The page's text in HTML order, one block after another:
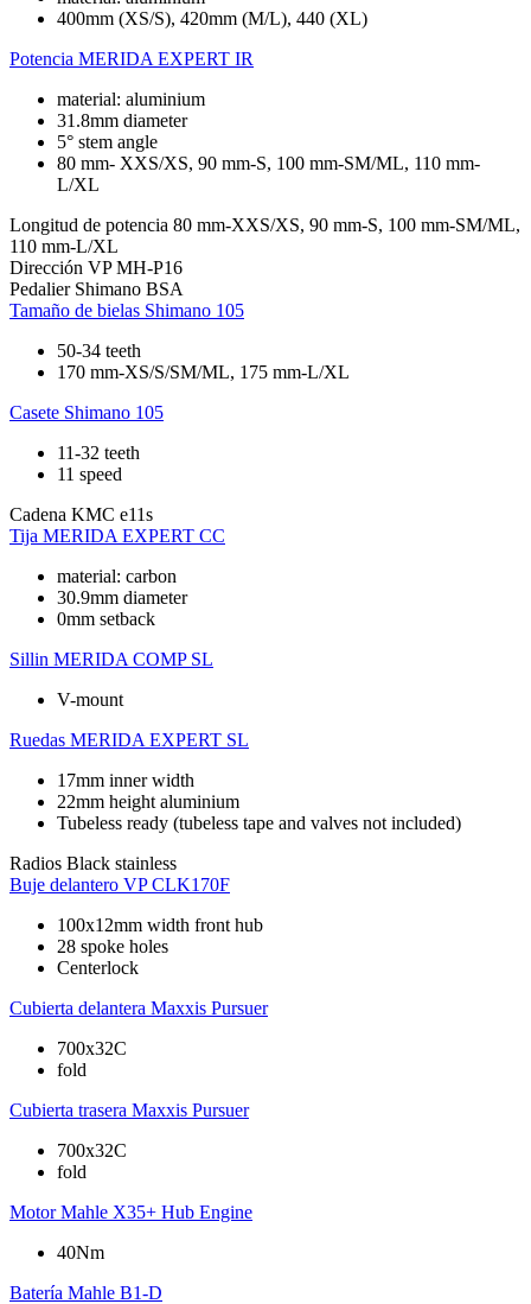
400mm (XS/S), 420mm (M/L), 440 (XL)
Potencia MERIDA EXPERT IR
material: aluminium
31.8mm diameter
5° stem angle
80 mm- XXS/XS, 90 mm-S, 100 mm-SM/ML, 110 mm-
L/XL
Longitud de potencia 80 mm-XXS/XS, 90 mm-S, 100 mm-SM/ML,
110 mm-L/XL
Dirección VP MH-P16
Pedalier Shimano BSA
Tamaño de bielas Shimano 105
50-34 teeth
170 mm-XS/S/SM/ML, 175 mm-L/XL
Casete Shimano 105
11-32 teeth
11 speed
Cadena KMC e11s
Tija MERIDA EXPERT CC
material: carbon
30.9mm diameter
0mm setback
Sillin MERIDA COMP SL
V-mount
Ruedas MERIDA EXPERT SL
17mm inner width
22mm height aluminium
Tubeless ready (tubeless tape and valves not included)
Radios Black stainless
Buje delantero VP CLK170F
100x12mm width front hub
28 spoke holes
Centerlock
Cubierta delantera Maxxis Pursuer
700x32C
fold
Cubierta trasera Maxxis Pursuer
700x32C
fold
Motor Mahle X35+ Hub Engine
40Nm
Batería Mahle B1-D